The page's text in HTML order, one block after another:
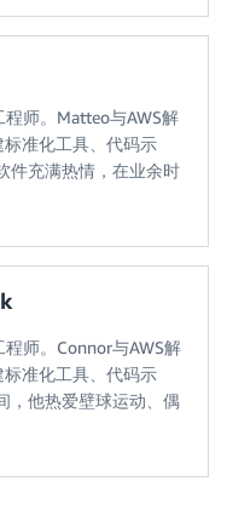
师。Matteo与AWS解
准化工具、代码示
件充满热情，在业余时
师。Connor与AWS解
准化工具、代码示
，他热爱壁球运动、偶